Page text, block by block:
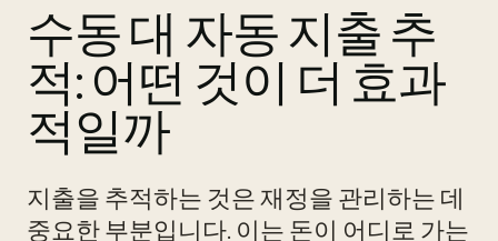
수동 대 자동 지출 추
적: 어떤 것이 더 효과
적일까
지출을 추적하는 것은 재정을 관리하는 데
중요한 부분입니다. 이는 돈이 어디로 가는